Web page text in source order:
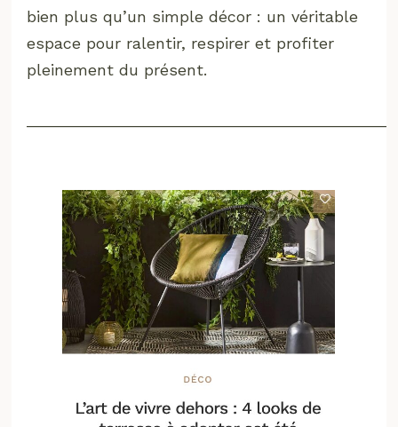
bien plus qu’un simple décor : un véritable
espace pour ralentir, respirer et profiter
pleinement du présent.